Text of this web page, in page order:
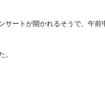
サートが開かれるそうで、午
。